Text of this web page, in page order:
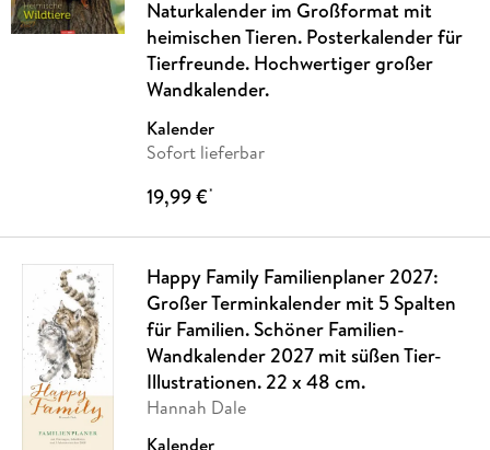
Naturkalender im Großformat mit
heimischen Tieren. Posterkalender für
Tierfreunde. Hochwertiger großer
Wandkalender.
Kalender
Sofort lieferbar
19,99 €*
Happy Family Familienplaner 2027:
Großer Terminkalender mit 5 Spalten
für Familien. Schöner Familien-
Wandkalender 2027 mit süßen Tier-
Illustrationen. 22 x 48 cm.
Hannah Dale
Kalender